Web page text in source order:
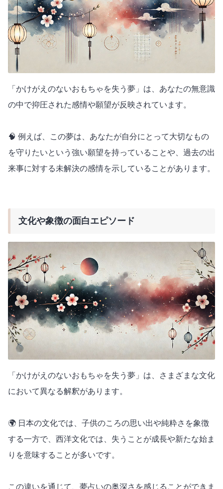
「かけがえのないおもちゃを失う夢」は、あなたの無意識
の中で抑圧された感情や願望が反映されています。
🧠 例えば、この夢は、あなたが自分にとって大切なもの
を守りたいという強い願望を持っていることや、過去の出
来事に対する未解決の感情を示していることがあります。
文化や象徴の面白エピソード
「かけがえのないおもちゃを失う夢」は、さまざまな文化
において異なる解釈があります。
🌍 日本の文化では、子供のころの思い出や純粋さを象徴
する一方で、西洋文化では、失うことが成長や新たな始ま
りを意味することが多いです。
この違いを通じて、夢占いの奥深さを感じることができま